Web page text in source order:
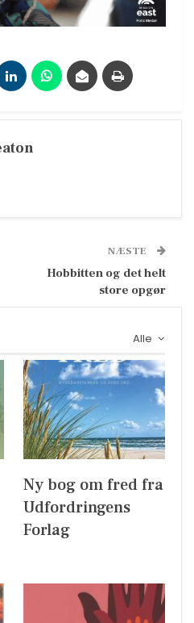
NÆSTE
Hobbitten og det helt
store opgør
Alle
Ny bog om fred fra
Udfordringens
Forlag